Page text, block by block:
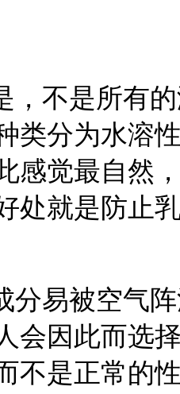
，不是所有
类分为水溶
感觉最自然
处就是防止
分易被空气
会因此而选
不是正常的